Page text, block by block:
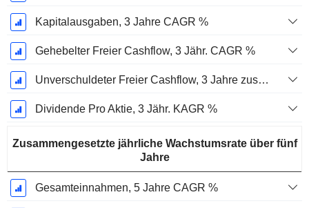
Kapitalausgaben, 3 Jahre CAGR %
Gehebelter Freier Cashflow, 3 Jähr. CAGR %
Unverschuldeter Freier Cashflow, 3 Jahre zusammengesetzte jährliche Wachstumsrate %
Dividende Pro Aktie, 3 Jähr. KAGR %
Zusammengesetzte jährliche Wachstumsrate über fünf
Jahre
Gesamteinnahmen, 5 Jahre CAGR %